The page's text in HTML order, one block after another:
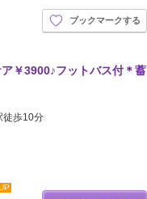
ブックマークする
￥3900♪フットバス付＊蓄
徒歩10分